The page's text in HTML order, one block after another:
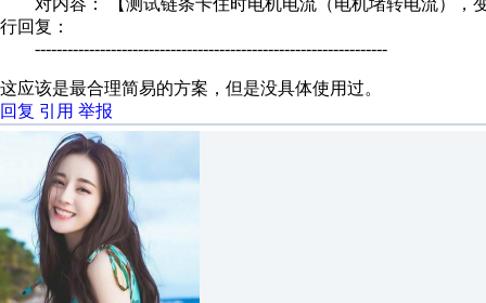
对内容： 【测试链条卡住时电机电流（电机堵转电流），
行回复：
-----------------------------------------------------------------
这应该是最合理简易的方案，但是没具体使用过。
回复 引用 举报